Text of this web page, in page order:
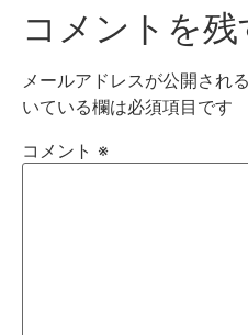
コメントを残
メールアドレスが公開され
いている欄は必須項目です
コメント ※